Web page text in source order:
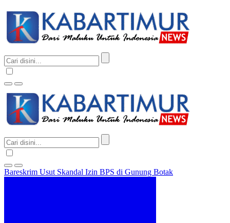
Bareskrim Usut Skandal Izin BPS di Gunung Botak